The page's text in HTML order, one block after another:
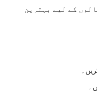
کے لیے بہترین